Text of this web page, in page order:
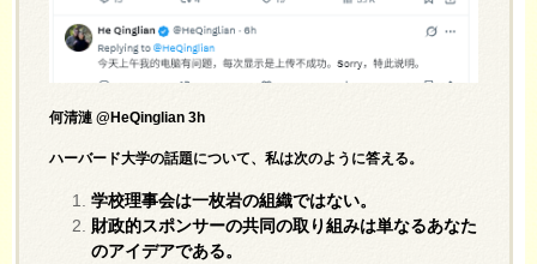
何清漣 @HeQinglian 3h
ハーバード大学の話題について、私は次のように答える。
学校理事会は一枚岩の組織ではない。
財政的スポンサーの共同の取り組みは単なるあなた
のアイデアである。